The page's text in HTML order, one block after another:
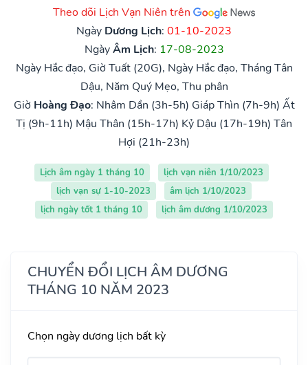
Theo dõi Lịch Vạn Niên trên
Ngày Dương Lịch: 01-10-2023
NgàyÂm Lịch: 17-08-2023
Ngày Hắc đạo, Giờ Tuất (20G), Ngày Hắc đạo, Tháng Tân
Dậu, Năm Quý Mẹo, Thu phân
Giờ Hoàng Đạo: Nhâm Dần (3h-5h) Giáp Thìn (7h-9h) Ất
Tị (9h-11h) Mậu Thân (15h-17h) Kỷ Dậu (17h-19h) Tân
Hợi (21h-23h)
Lịch âm ngày 1 tháng 10
lịch vạn niên 1/10/2023
lịch vạn sự 1-10-2023
âm lịch 1/10/2023
lịch ngày tốt 1 tháng 10
lịch âm dương 1/10/2023
CHUYỂN ĐỔI LỊCH ÂM DƯƠNG
THÁNG 10 NĂM 2023
Chọn ngày dương lịch bất kỳ